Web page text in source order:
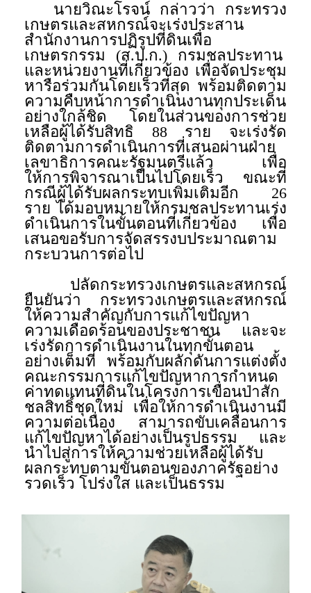
นายวิณะโรจน์ กล่าวว่า กระทรวง
เกษตรและสหกรณ์จะเร่งประสาน
สำนักงานการปฏิรูปที่ดินเพื่อ
เกษตรกรรม (ส.ป.ก.) กรมชลประทาน
และหน่วยงานที่เกี่ยวข้อง เพื่อจัดประชุม
หารือร่วมกันโดยเร็วที่สุด พร้อมติดตาม
ความคืบหน้าการดำเนินงานทุกประเด็น
อย่างใกล้ชิด โดยในส่วนของการช่วย
เหลือผู้ได้รับสิทธิ 88 ราย จะเร่งรัด
ติดตามการดำเนินการที่เสนอผ่านฝ่าย
เลขาธิการคณะรัฐมนตรีแล้ว เพื่อ
ให้การพิจารณาเป็นไปโดยเร็ว ขณะที่
กรณีผู้ได้รับผลกระทบเพิ่มเติมอีก 26
ราย ได้มอบหมายให้กรมชลประทานเร่ง
ดำเนินการในขั้นตอนที่เกี่ยวข้อง เพื่อ
เสนอขอรับการจัดสรรงบประมาณตาม
กระบวนการต่อไป
ปลัดกระทรวงเกษตรและสหกรณ์
ยืนยันว่า กระทรวงเกษตรและสหกรณ์
ให้ความสำคัญกับการแก้ไขปัญหา
ความเดือดร้อนของประชาชน และจะ
เร่งรัดการดำเนินงานในทุกขั้นตอน
อย่างเต็มที่ พร้อมกับผลักดันการแต่งตั้ง
คณะกรรมการแก้ไขปัญหาการกำหนด
ค่าทดแทนที่ดินในโครงการเขื่อนป่าสัก
ชลสิทธิ์ชุดใหม่ เพื่อให้การดำเนินงานมี
ความต่อเนื่อง สามารถขับเคลื่อนการ
แก้ไขปัญหาได้อย่างเป็นรูปธรรม และ
นำไปสู่การให้ความช่วยเหลือผู้ได้รับ
ผลกระทบตามขั้นตอนของภาครัฐอย่าง
รวดเร็ว โปร่งใส และเป็นธรรม